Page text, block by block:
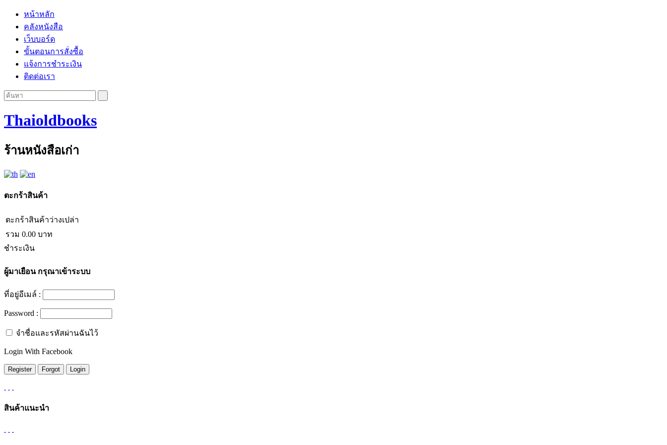
หน้าหลัก
คลังหนังสือ
เว็บบอร์ด
ขั้นตอนการสั่งซื้อ
แจ้งการชำระเงิน
ติดต่อเรา
Thaioldbooks
ร้านหนังสือเก่า
ตะกร้าสินค้า
ตะกร้าสินค้าว่างเปล่า
รวม 0.00 บาท
ชำระเงิน
ผู้มาเยือนกรุณาเข้าระบบ
ที่อยู่อีเมล์ :
Password :
จำชื่อและรหัสผ่านฉันไว้
Login With Facebook
สินค้าแนะนำ